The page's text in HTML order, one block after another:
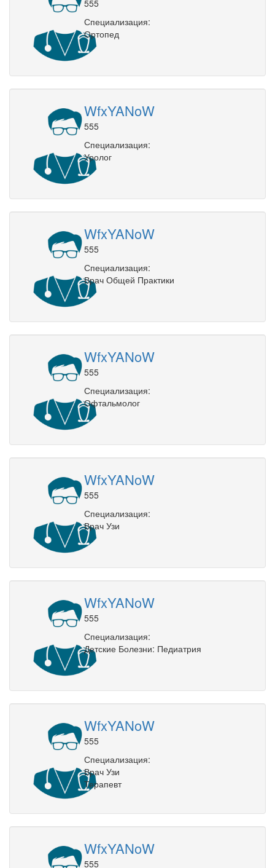
555
Специализация:
Ортопед
WfxYANoW
555
Специализация:
Уролог
WfxYANoW
555
Специализация:
Врач Общей Практики
WfxYANoW
555
Специализация:
Офтальмолог
WfxYANoW
555
Специализация:
Врач Узи
WfxYANoW
555
Специализация:
Детские Болезни: Педиатрия
WfxYANoW
555
Специализация:
Врач Узи
Терапевт
WfxYANoW
555